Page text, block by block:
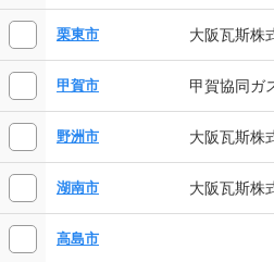
栗東市 大阪瓦斯株
甲賀市 甲賀協同ガ
野洲市 大阪瓦斯株
湖南市 大阪瓦斯株
高島市